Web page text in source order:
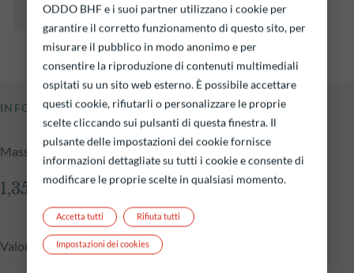
tempo.
INFORMAZIONI CHIAVE
Masse in gestione del fondo al 04.08.2026
1,351.60 mln €
Valore patrimoniale netto al 04.08.2026
ODDO BHF e i suoi partner utilizzano i cookie per
garantire il corretto funzionamento di questo sito, per
misurare il pubblico in modo anonimo e per
consentire la riproduzione di contenuti multimediali
ospitati su un sito web esterno. È possibile accettare
questi cookie, rifiutarli o personalizzare le proprie
scelte cliccando sui pulsanti di questa finestra. Il
pulsante delle impostazioni dei cookie fornisce
informazioni dettagliate su tutti i cookie e consente di
modificare le proprie scelte in qualsiasi momento.
Rifiuta tutti
Accetta tutti
Impostazioni dei cookies